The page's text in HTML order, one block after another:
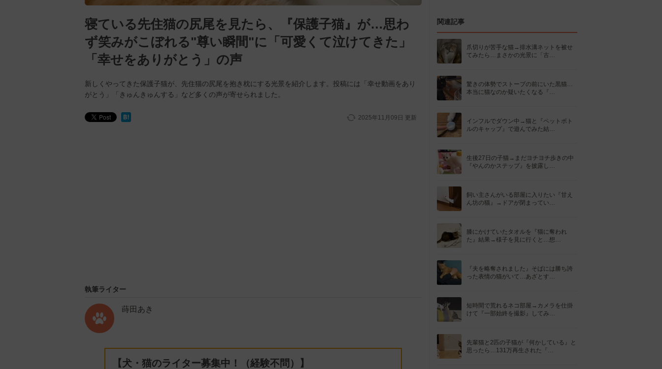
寝ている先住猫の尻尾を見たら、『保護子猫』が…思わ
ず笑みがこぼれる"尊い瞬間"に「可愛くて泣けてきた」
「幸せをありがとう」の声
新しくやってきた保護子猫が、先住猫の尻尾を抱き枕にする光景を紹介します。投稿には「幸せ動画をあり
がとう」「きゅんきゅんする」など多くの声が寄せられました。
2025年11月09日 更新
執筆ライター
蒔田あき
【犬・猫のライター募集中！（経験不問）】
関連記事
爪切りが苦手な猫→排水溝ネットを被せ
てみたら…まさかの光景に「古…
驚きの体勢でストーブの前にいた黒猫…
本当に猫なのか疑いたくなる『…
インフルでダウン中→猫と『ペットボト
ルのキャップ』で遊んでみた結…
生後27日の子猫→まだヨチヨチ歩きの中
『やんのかステップ』を披露し…
飼い主さんがいる部屋に入りたい『甘え
ん坊の猫』→ドアが閉まってい…
膝にかけていたタオルを『猫に奪われ
た』結果→様子を見に行くと…想…
『夫を略奪されました』そばには勝ち誇
った表情の猫がいて…あざとす…
短時間で荒れるネコ部屋→カメラを仕掛
けて『一部始終を撮影』してみ…
先輩猫と2匹の子猫が『何かしている』と
思ったら…131万再生された『…